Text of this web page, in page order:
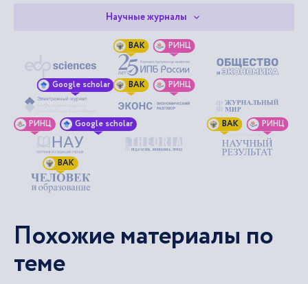
Научные журналы
ВАК РИНЦ
Google scholar ВАК РИНЦ
РИНЦ Google scholar ВАК РИНЦ
ВАК
Похожие материалы по
теме